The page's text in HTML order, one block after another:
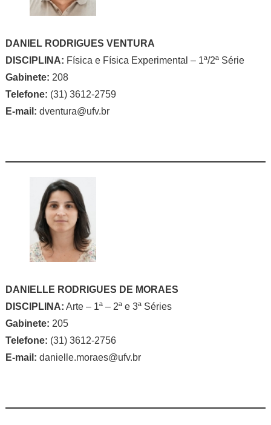
DANIEL RODRIGUES VENTURA
DISCIPLINA: Física e Física Experimental – 1ª/2ª Série
Gabinete: 208
Telefone: (31) 3612-2759
E-mail: dventura@ufv.br
DANIELLE RODRIGUES DE MORAES
DISCIPLINA: Arte – 1ª – 2ª e 3ª Séries
Gabinete: 205
Telefone: (31) 3612-2756
E-mail: danielle.moraes@ufv.br